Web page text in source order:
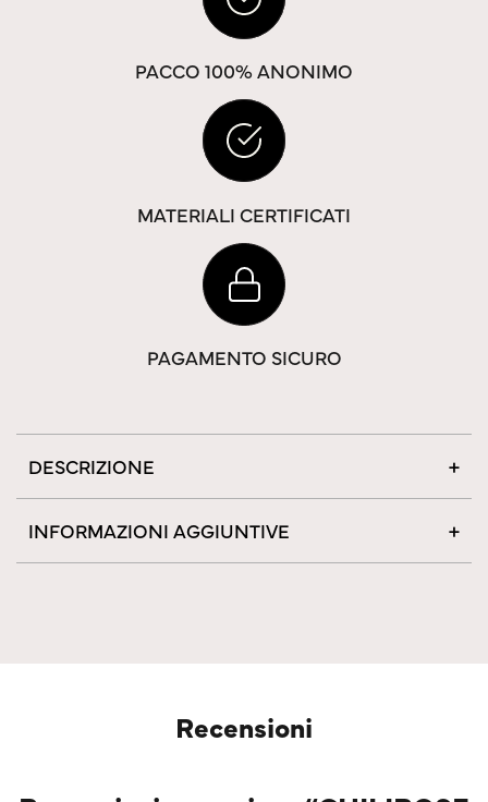
PACCO 100% ANONIMO
MATERIALI CERTIFICATI
PAGAMENTO SICURO
DESCRIZIONE
INFORMAZIONI AGGIUNTIVE
Recensioni